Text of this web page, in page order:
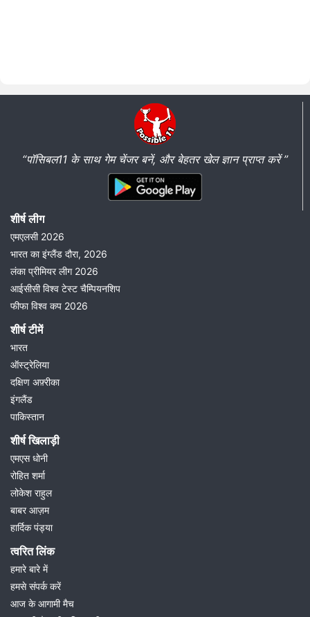
“पॉसिबल11 के साथ गेम चेंजर बनें, और बेहतर खेल ज्ञान प्राप्त करें ”
शीर्ष लीग
एमएलसी 2026
भारत का इंग्लैंड दौरा, 2026
लंका प्रीमियर लीग 2026
आईसीसी विश्व टेस्ट चैम्पियनशिप
फीफा विश्व कप 2026
शीर्ष टीमें
भारत
ऑस्ट्रेलिया
दक्षिण अफ़्रीका
इंगलैंड
पाकिस्तान
शीर्ष खिलाड़ी
एमएस धोनी
रोहित शर्मा
लोकेश राहुल
बाबर आज़म
हार्दिक पंड्या
त्वरित लिंक
हमारे बारे में
हमसे संपर्क करें
आज के आगामी मैच